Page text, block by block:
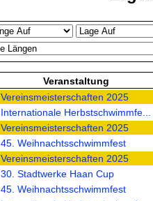
Veranstaltung
Vereinsmeisterschaften 2025
Internationale Herbstschwimmfe...
Vereinsmeisterschaften 2025
45. Weihnachtsschwimmfest
Vereinsmeisterschaften 2025
30. Stadtwerke Haan Cup
45. Weihnachtsschwimmfest